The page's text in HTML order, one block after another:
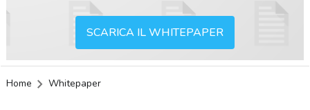
SCARICA IL WHITEPAPER
Home Whitepaper